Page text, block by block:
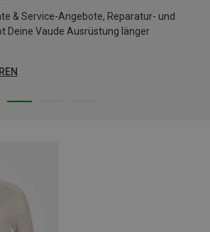
& Service-Angebote, Reparatur- und
Deine Vaude Ausrüstung länger